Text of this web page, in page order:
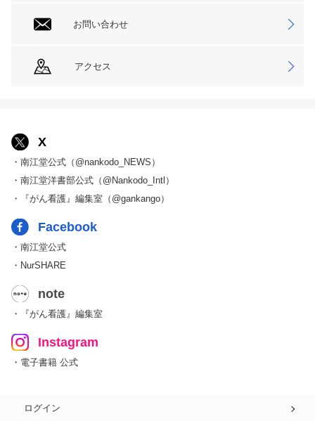
お問い合わせ
アクセス
X
・南江堂公式（@nankodo_NEWS）
・南江堂洋書部公式（@Nankodo_Intl）
・『がん看護』編集室（@gankango）
Facebook
・南江堂公式
・NurSHARE
note
・『がん看護』編集室
Instagram
・電子書籍 公式
ログイン